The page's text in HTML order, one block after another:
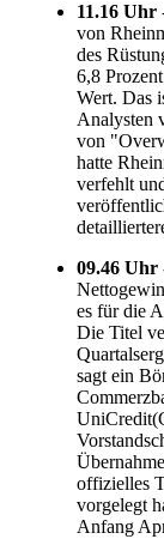
11.16 Uhr
von
des
6,8
Wert. Das
Analysten
von
hatte
verfehlt
09.46 Uhr
es für die
Die Titel
sagt ein
offizielles
vorgelegt
Anfang